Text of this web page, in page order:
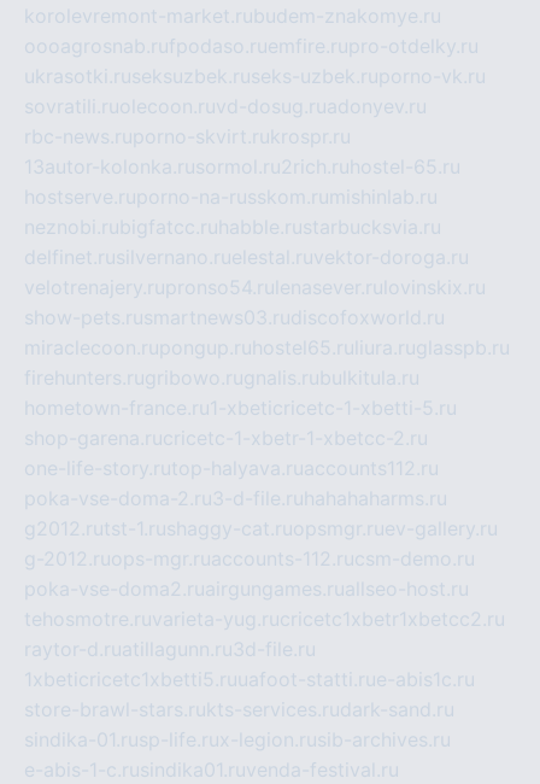
korolevremont-market.rubudem-znakomye.ru
oooagrosnab.rufpodaso.ruemfire.rupro-otdelky.ru
ukrasotki.ruseksuzbek.ruseks-uzbek.ruporno-vk.ru
sovratili.ruolecoon.ruvd-dosug.ruadonyev.ru
rbc-news.ruporno-skvirt.rukrospr.ru
13autor-kolonka.rusormol.ru2rich.ru hostel-65.ru
hostserve.ruporno-na-russkom.ru mishinlab.ru
neznobi.rubigfatcc.ru habble.rustarbucksvia.ru
delfinet.rusilvernano.ruelestal.ruvektor-doroga.ru
velotrenajery.rupronso54.ru lenasever.ru lovinskix.ru
show-pets.rusmartnews03.rudiscofoxworld.ru
miraclecoon.rupongup.ru hostel65.ru liura.ruglasspb.ru
firehunters.rugribowo.rugnalis.rubulkitula.ru
hometown-france.ru1-xbeticricetc-1-xbetti-5.ru
shop-garena.rucricetc-1-xbetr-1-xbetcc-2.ru
one-life-story.rutop-halyava.ruaccounts112.ru
poka-vse-doma-2.ru3-d-file.ru hahahaharms.ru
g2012.rutst-1.rushaggy-cat.ruopsmgr.ruev-gallery.ru
g-2012.ruops-mgr.ruaccounts-112.rucsm-demo.ru
poka-vse-doma2.ruairgungames.ruallseo-host.ru
tehosmotre.ruvarieta-yug.rucricetc1xbetr1xbetcc2.ru
raytor-d.ruatillagunn.ru3d-file.ru
1xbeticricetc1xbetti5.ruuafoot-statti.rue-abis1c.ru
store-brawl-stars.rukts-services.rudark-sand.ru
sindika-01.rusp-life.rux-legion.rusib-archives.ru
e-abis-1-c.rusindika01.ruvenda-festival.ru